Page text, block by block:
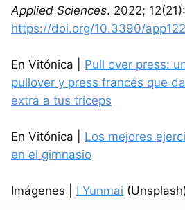
Applied Sciences. 2022;
https://doi.org/10.3390/
En Vitónica | Pull over press:
pullover y press francés que
extra a tus tríceps
En Vitónica | Los mejores
en el gimnasio
Imágenes | I Yunmai